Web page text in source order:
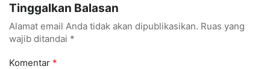
Tinggalkan Balasan
Alamat email Anda tidak akan dipublikasikan. Ruas yang
wajib ditandai *
Komentar *